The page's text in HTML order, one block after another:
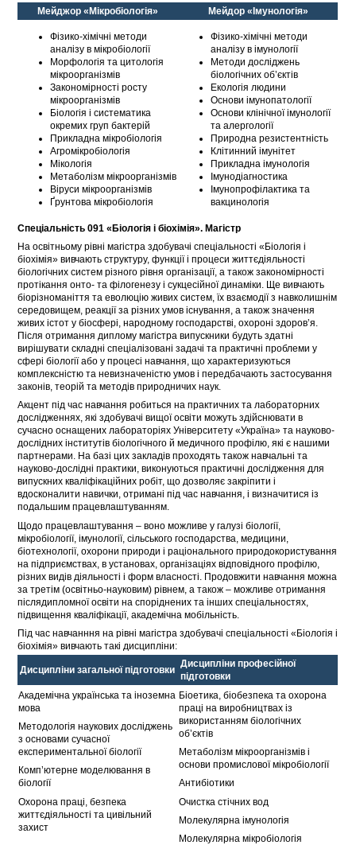
Мейджор «Мікробіологія»
Мейдор «Імунологія»
Фізико-хімічні методи
аналізу в мікробіології
Морфологія та цитологія
мікроорганізмів
Закономірності росту
мікроорганізмів
Біологія і систематика
окремих груп бактерій
Прикладна мікробіологія
Агромікробіологія
Мікологія
Метаболізм мікроорганізмів
Віруси мікроорганізмів
Ґрунтова мікробіологія
Фізико-хімічні методи
аналізу в імунології
Методи досліджень
біологічних об’єктів
Екологія людини
Основи імунопатології
Основи клінічної імунології
та алергології
Природна резистентність
Клітинний імунітет
Прикладна імунологія
Імунодіагностика
Імунопрофілактика та
вакцинологія
Спеціальність 091 «Біологія і біохімія». Магістр
На освітньому рівні магістра здобувачі спеціальності «Біологія і
біохімія» вивчають структуру, функції і процеси життєдіяльності
біологічних систем різного рівня організації, а також закономірності
протікання онто- та філогенезу і сукцесійної динаміки. Ще вивчають
біорізноманіття та еволюцію живих систем, їх взаємодії з навколишнім
середовищем, реакції за різних умов існування, а також значення
живих істот у біосфері, народному господарстві, охороні здоров’я.
Після отримання диплому магістра випускники будуть здатні
вирішувати складні спеціалізовані задачі та практичні проблеми у
сфері біології або у процесі навчання, що характеризуються
комплексністю та невизначеністю умов і передбачають застосування
законів, теорій та методів природничих наук.
Акцент під час навчання робиться на практичних та лабораторних
дослідженнях, які здобувачі вищої освіти можуть здійснювати в
сучасно оснащених лабораторіях Університету «Україна» та науково-
дослідних інститутів біологічного й медичного профілю, які є нашими
партнерами. На базі цих закладів проходять також навчальні та
науково-дослідні практики, виконуються практичні дослідження для
випускних кваліфікаційних робіт, що дозволяє закріпити і
вдосконалити навички, отримані під час навчання, і визначитися із
подальшим працевлаштуванням.
Щодо працевлаштування – воно можливе у галузі біології,
мікробіології, імунології, сільського господарства, медицини,
біотехнології, охорони природи і раціонального природокористування
на підприємствах, в установах, організаціях відповідного профілю,
різних видів діяльності і форм власності. Продовжити навчання можна
за третім (освітньо-науковим) рівнем, а також – можливе отримання
післядипломної освіти на споріднених та інших спеціальностях,
підвищення кваліфікації, академічна мобільність.
Під час навчанння на рівні магістра здобувачі спеціальності «Біологія і
біохімія» вивчають такі дисципліни:
Дисципліни загальної підготовки
Дисципліни професійної
підготовки
Академічна українська та іноземна
мова
Методологія наукових досліджень
з основами сучасної
експериментальної біології
Комп’ютерне моделювання в
біології
Охорона праці, безпека
життєдіяльності та цивільний
захист
Біоетика, біобезпека та охорона
праці на виробництвах із
використанням біологічних
об’єктів
Метаболізм мікроорганізмів і
основи промислової мікробіології
Антибіотики
Очистка стічних вод
Молекулярна імунологія
Молекулярна мікробіологія